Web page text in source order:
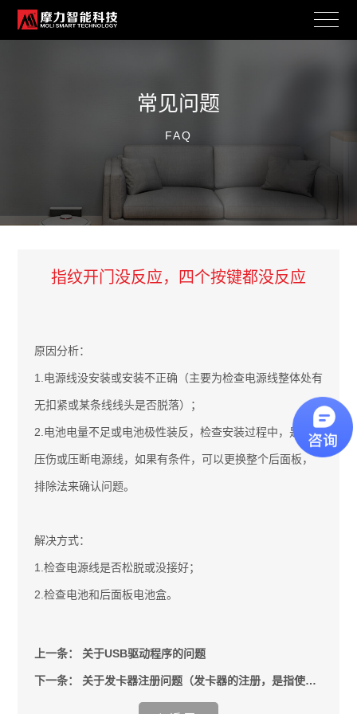
常见问题
FAQ
指纹开门没反应，四个按键都没反应
原因分析：
1.电源线没安装或安装不正确（主要为检查电源线整体处有
无扣紧或某条线线头是否脱落）；
2.电池电量不足或电池极性装反，检查安装过程中，是否有
压伤或压断电源线，如果有条件，可以更换整个后面板，
排除法来确认问题。
解决方式：
1.检查电源线是否松脱或没接好；
2.检查电池和后面板电池盒。
上一条： 关于USB驱动程序的问题
下一条： 关于发卡器注册问题（发卡器的注册，是指使用时间的注册）